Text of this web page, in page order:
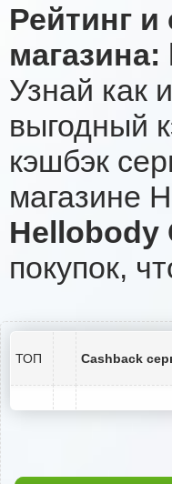
Рейтинг
Узнай как
выгодный
кэшбэк
магазине
Hellobody
покупок,
ТОП Cashback